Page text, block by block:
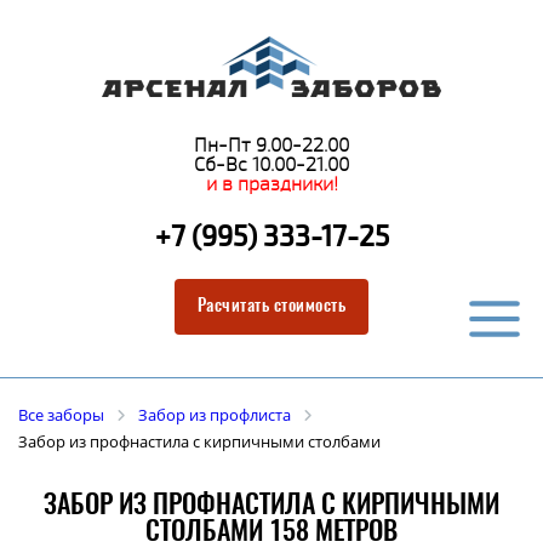
Пн-Пт 9.00-22.00
Сб-Вс 10.00-21.00
и в праздники!
+7 (995) 333-17-25
Расчитать стоимость
Все заборы
Забор из профлиста
Забор из профнастила с кирпичными столбами
ЗАБОР ИЗ ПРОФНАСТИЛА С КИРПИЧНЫМИ
СТОЛБАМИ 158 МЕТРОВ